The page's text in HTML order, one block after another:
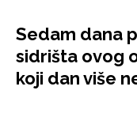
NAUTIKA
Sedam dana
sidrišta ovog
koji dan više